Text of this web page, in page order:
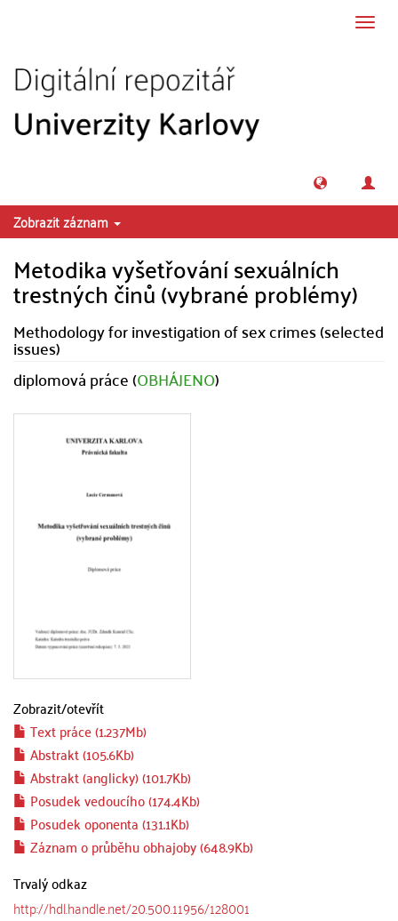
Zobrazit záznam
Metodika vyšetřování sexuálních
trestných činů (vybrané problémy)
Methodology for investigation of sex crimes (selected
issues)
diplomová práce (OBHÁJENO)
Zobrazit/otevřít
Text práce (1.237Mb)
Abstrakt (105.6Kb)
Abstrakt (anglicky) (101.7Kb)
Posudek vedoucího (174.4Kb)
Posudek oponenta (131.1Kb)
Záznam o průběhu obhajoby (648.9Kb)
Trvalý odkaz
http://hdl.handle.net/20.500.11956/128001